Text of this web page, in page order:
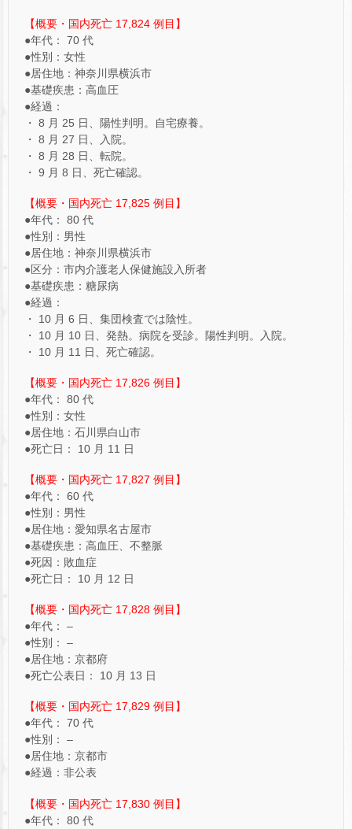
【概要・国内死亡 17,824 例目】
●年代： 70 代
●性別：女性
●居住地：神奈川県横浜市
●基礎疾患：高血圧
●経過：
・ 8 月 25 日、陽性判明。自宅療養。
・ 8 月 27 日、入院。
・ 8 月 28 日、転院。
・ 9 月 8 日、死亡確認。
【概要・国内死亡 17,825 例目】
●年代： 80 代
●性別：男性
●居住地：神奈川県横浜市
●区分：市内介護老人保健施設入所者
●基礎疾患：糖尿病
●経過：
・ 10 月 6 日、集団検査では陰性。
・ 10 月 10 日、発熱。病院を受診。陽性判明。入院。
・ 10 月 11 日、死亡確認。
【概要・国内死亡 17,826 例目】
●年代： 80 代
●性別：女性
●居住地：石川県白山市
●死亡日： 10 月 11 日
【概要・国内死亡 17,827 例目】
●年代： 60 代
●性別：男性
●居住地：愛知県名古屋市
●基礎疾患：高血圧、不整脈
●死因：敗血症
●死亡日： 10 月 12 日
【概要・国内死亡 17,828 例目】
●年代： –
●性別： –
●居住地：京都府
●死亡公表日： 10 月 13 日
【概要・国内死亡 17,829 例目】
●年代： 70 代
●性別： –
●居住地：京都市
●経過：非公表
【概要・国内死亡 17,830 例目】
●年代： 80 代